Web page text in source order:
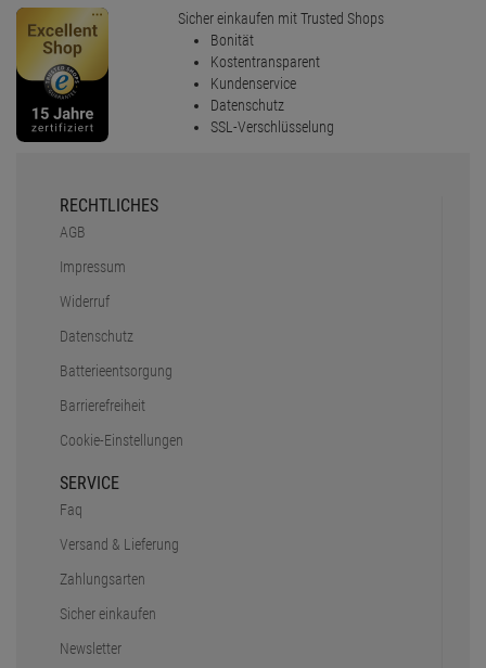
Sicher einkaufen mit Trusted Shops
Bonität
Kostentransparent
Kundenservice
Datenschutz
SSL-Verschlüsselung
RECHTLICHES
AGB
Impressum
Widerruf
Datenschutz
Batterieentsorgung
Barrierefreiheit
Cookie-Einstellungen
SERVICE
Faq
Versand & Lieferung
Zahlungsarten
Sicher einkaufen
Newsletter